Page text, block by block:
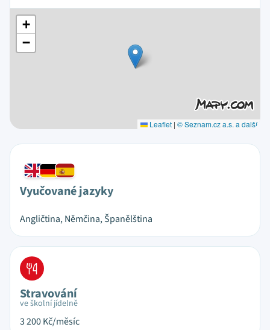
+
−
Leaflet | © Seznam.cz a.s. a další
Vyučované jazyky
Angličtina, Němčina, Španělština
Stravování
ve školní jídelně
3 200Kč/měsíc